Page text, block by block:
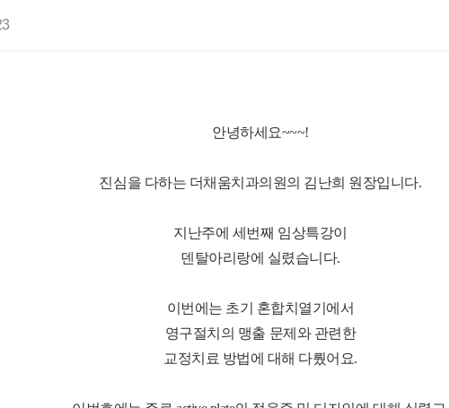
안녕하세요~~~!
진심을 다하는 더채움치과의원의 김난희 원장입니다.
지난주에 세번째 임상특강이
덴탈아리랑에 실렸습니다.
이번에는 초기 혼합치열기에서
영구절치의 맹출 문제와 관련한
교정치료 방법에 대해 다뤘어요.